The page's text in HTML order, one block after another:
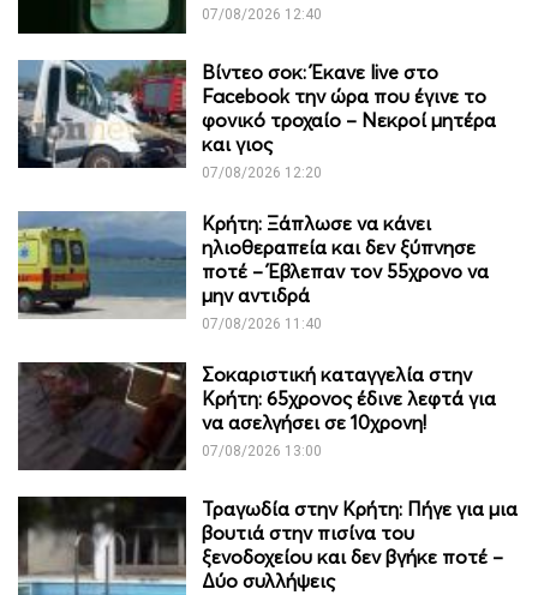
07/08/2026 12:40
Βίντεο σοκ: Έκανε live στο
Facebook την ώρα που έγινε το
φονικό τροχαίο – Νεκροί μητέρα
και γιος
07/08/2026 12:20
Κρήτη: Ξάπλωσε να κάνει
ηλιοθεραπεία και δεν ξύπνησε
ποτέ – Έβλεπαν τον 55χρονο να
μην αντιδρά
07/08/2026 11:40
Σοκαριστική καταγγελία στην
Κρήτη: 65χρονος έδινε λεφτά για
να ασελγήσει σε 10χρονη!
07/08/2026 13:00
Τραγωδία στην Κρήτη: Πήγε για μια
βουτιά στην πισίνα του
ξενοδοχείου και δεν βγήκε ποτέ –
Δύο συλλήψεις